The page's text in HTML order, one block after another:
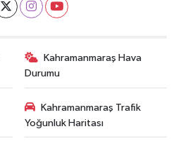
Kahramanmaraş Hava
Durumu
Kahramanmaraş Trafik
Yoğunluk Haritası